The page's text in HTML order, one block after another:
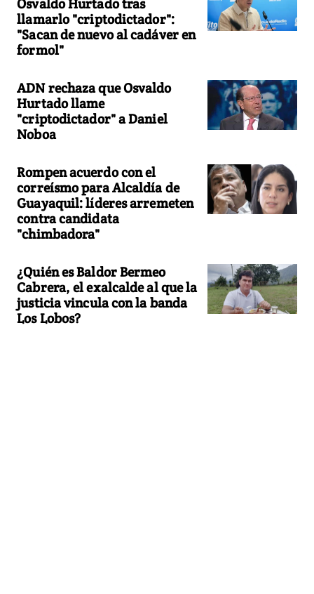
llamarlo "criptodictador":
"Sacan de nuevo al cadáver en
formol"
ADN rechaza que Osvaldo
Hurtado llame
"criptodictador" a Daniel
Noboa
Rompen acuerdo con el
correísmo para Alcaldía de
Guayaquil: líderes arremeten
contra candidata
"chimbadora"
¿Quién es Baldor Bermeo
Cabrera, el exalcalde al que la
justicia vincula con la banda
Los Lobos?